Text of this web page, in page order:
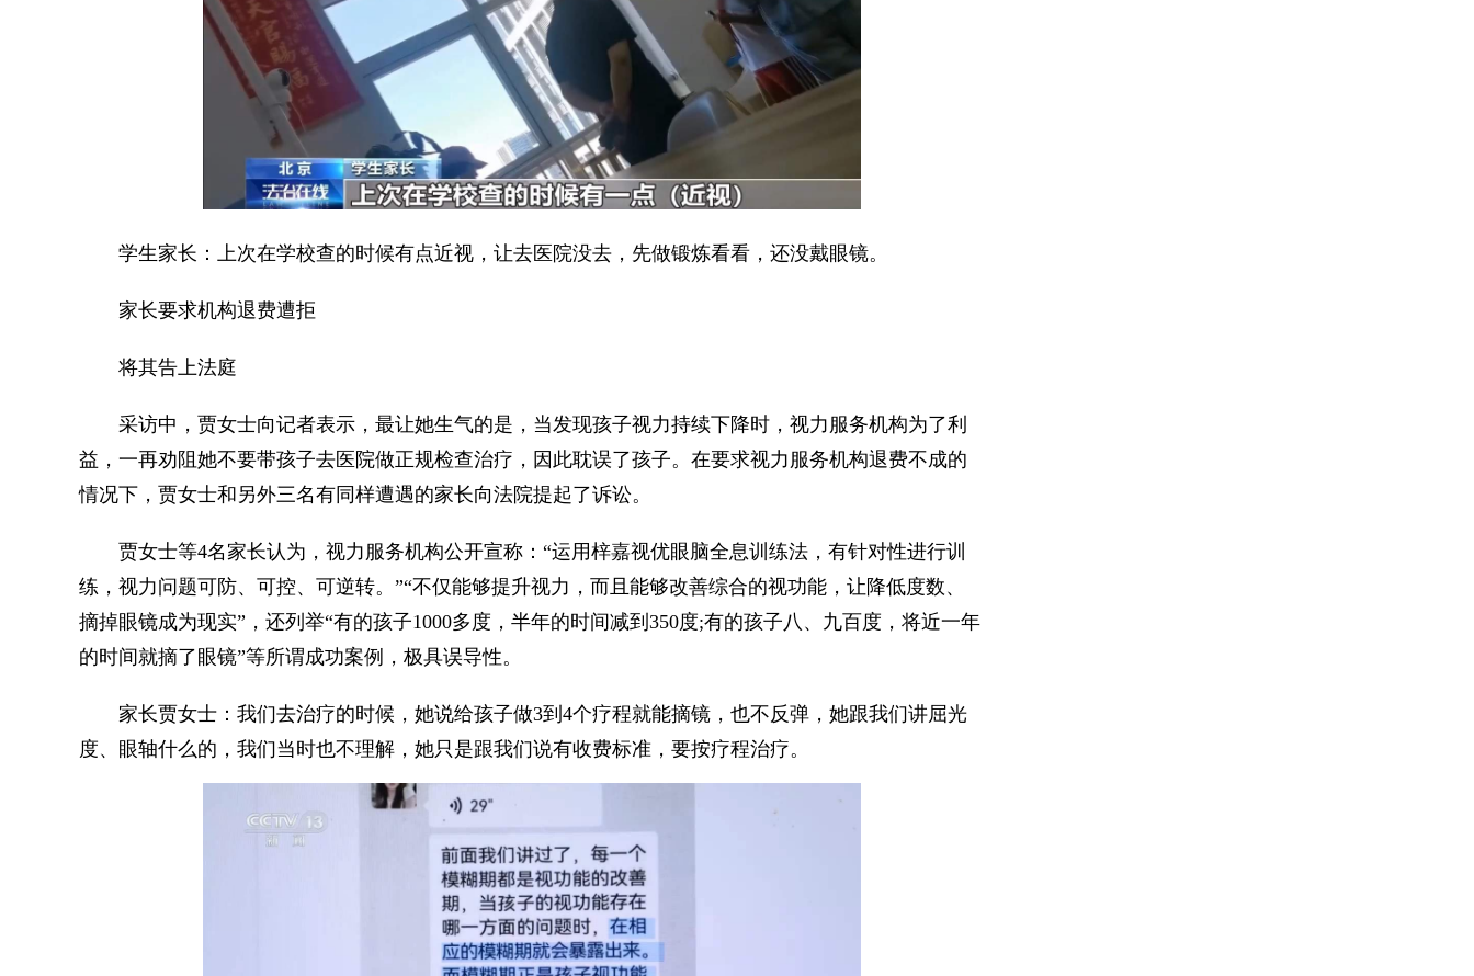
学生家长：上次在学校查的时候有点近视，让去医院没去，先做锻炼看看，还没戴眼镜。
家长要求机构退费遭拒
将其告上法庭
采访中，贾女士向记者表示，最让她生气的是，当发现孩子视力持续下降时，视力服务机构为了利
益，一再劝阻她不要带孩子去医院做正规检查治疗，因此耽误了孩子。在要求视力服务机构退费不成的
情况下，贾女士和另外三名有同样遭遇的家长向法院提起了诉讼。
贾女士等4名家长认为，视力服务机构公开宣称：“运用梓嘉视优眼脑全息训练法，有针对性进行训
练，视力问题可防、可控、可逆转。”“不仅能够提升视力，而且能够改善综合的视功能，让降低度数、
摘掉眼镜成为现实”，还列举“有的孩子1000多度，半年的时间减到350度;有的孩子八、九百度，将近一年
的时间就摘了眼镜”等所谓成功案例，极具误导性。
家长贾女士：我们去治疗的时候，她说给孩子做3到4个疗程就能摘镜，也不反弹，她跟我们讲屈光
度、眼轴什么的，我们当时也不理解，她只是跟我们说有收费标准，要按疗程治疗。